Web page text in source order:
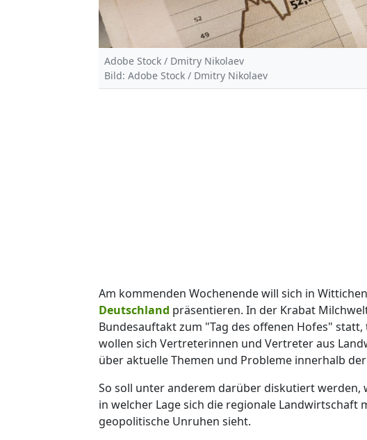
Adobe Stock / Dmitry Nikolaev
Bild: Adobe Stock / Dmitry Nikolaev
Am kommenden Wochenende will sich in
Deutschland präsentieren. In der Krabat
Bundesauftakt zum "Tag des offenen Hofes"
wollen sich Vertreterinnen und Vertreter aus
über aktuelle Themen und Probleme innerhalb
So soll unter anderem darüber diskutiert
in welcher Lage sich die regionale Landwirtschaft
geopolitische Unruhen sieht.